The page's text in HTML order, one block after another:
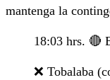
mantenga la
18:03 hrs. 🔴
❌️ Tobalaba